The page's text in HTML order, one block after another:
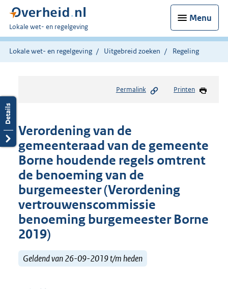
Menu
U
bent
hier:
Lokale wet- en regelgeving
Lokale wet- en regelgeving Uitgebreid zoeken Regeling
Permalink Printen
Verordening van de
gemeenteraad van de gemeente
Borne houdende regels omtrent
de benoeming van de
burgemeester (Verordening
vertrouwenscommissie
benoeming burgemeester Borne
2019)
Geldend van 26-09-2019 t/m heden